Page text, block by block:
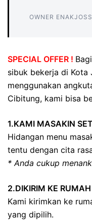
OWNER
SPECIAL OFFER !
sibuk bekerja di Kota
menggunakan
Cibitung, kami bisa
1.KAMI MASAKIN
Hidangan menu
tentu dengan cita
* Anda cukup
2.DIKIRIM KE RUMAH
Kami kirimkan ke
yang dipilih.